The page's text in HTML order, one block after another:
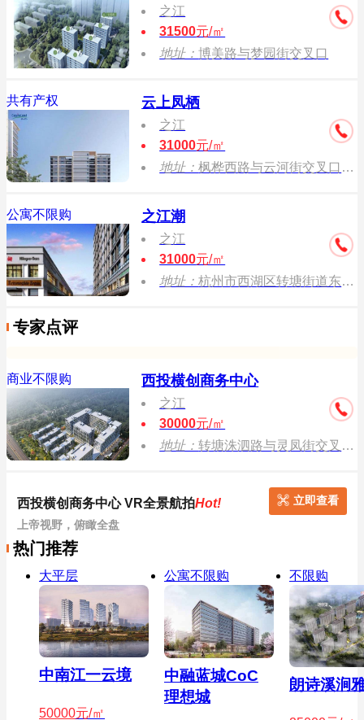
之江
31500元/㎡
地址：博美路与梦园街交叉口
共有产权 云上凤栖
之江
31000元/㎡
地址：枫桦西路与云河街交叉口东北角200米
公寓不限购 之江潮
之江
31000元/㎡
地址：杭州市西湖区转塘街道东狮路与洙泗路交叉口
专家点评
商业不限购 西投横创商务中心
之江
30000元/㎡
地址：转塘洙泗路与灵凤街交叉口（西湖大学西侧）
西投横创商务中心 VR全景航拍Hot!
上帝视野，俯瞰全盘
立即查看
热门推荐
大平层
中南江一云境
50000元/㎡
公寓不限购
中融蓝城CoC
理想城
不限购
朗诗溪涧